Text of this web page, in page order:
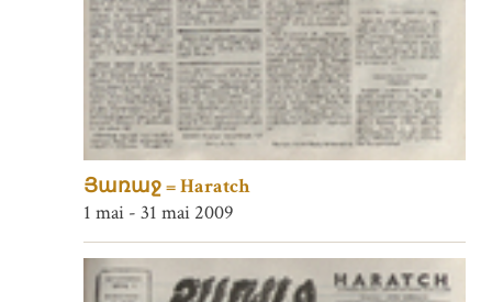
Յառաջ = Haratch
1 mai - 31 mai 2009